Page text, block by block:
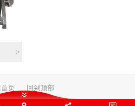
>
首页 回到顶部